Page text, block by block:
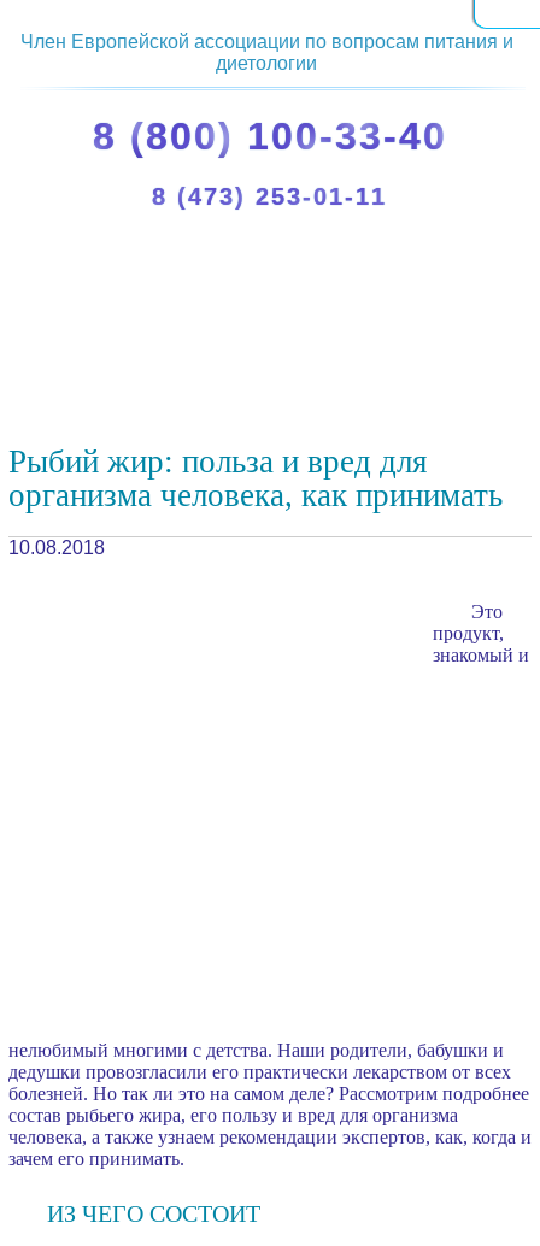
Член Европейской ассоциации по вопросам питания и
диетологии
8 (800) 100-33-40
8 (473) 253-01-11
Рыбий жир: польза и вред для
организма человека, как принимать
10.08.2018
Это
продукт,
знакомый и
нелюбимый многими с детства. Наши родители, бабушки и
дедушки провозгласили его практически лекарством от всех
болезней. Но так ли это на самом деле? Рассмотрим подробнее
состав рыбьего жира, его пользу и вред для организма
человека, а также узнаем рекомендации экспертов, как, когда и
зачем его принимать.
ИЗ ЧЕГО СОСТОИТ